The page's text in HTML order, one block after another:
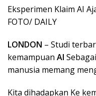
Eksperimen Klaim AI
FOTO/ DAILY
LONDON – Studi
kemampuan AI
manusia memang
Kita dihadapkan Ke